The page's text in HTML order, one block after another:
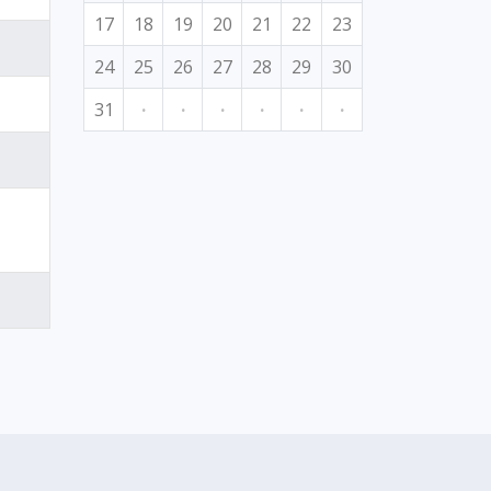
17
18 19 20 21 22
23
24
25 26 27 28 29
30
31
· · · · · ·